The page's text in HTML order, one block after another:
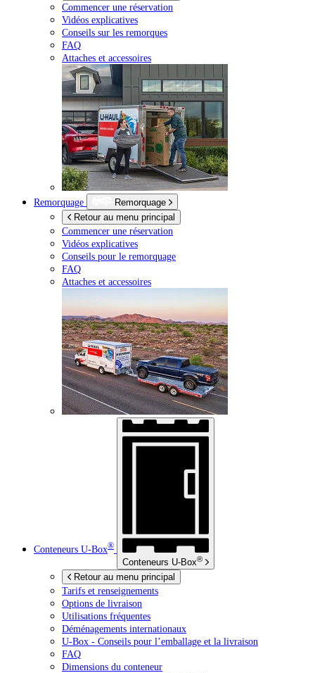
Commencer une réservation
Vidéos explicatives
Conseils sur les remorques
FAQ
Attaches et accessoires
Remorquage
Remorquage
Retour au menu principal
Commencer une réservation
Vidéos explicatives
Conseils pour le remorquage
FAQ
Attaches et accessoires
Conteneurs U-Box®
Conteneurs U-Box®
Retour au menu principal
Tarifs et renseignements
Options de livraison
Utilisations fréquentes
Déménagements internationaux
U-Box - Conseils pour l’emballage et la livraison
FAQ
Dimensions du conteneur